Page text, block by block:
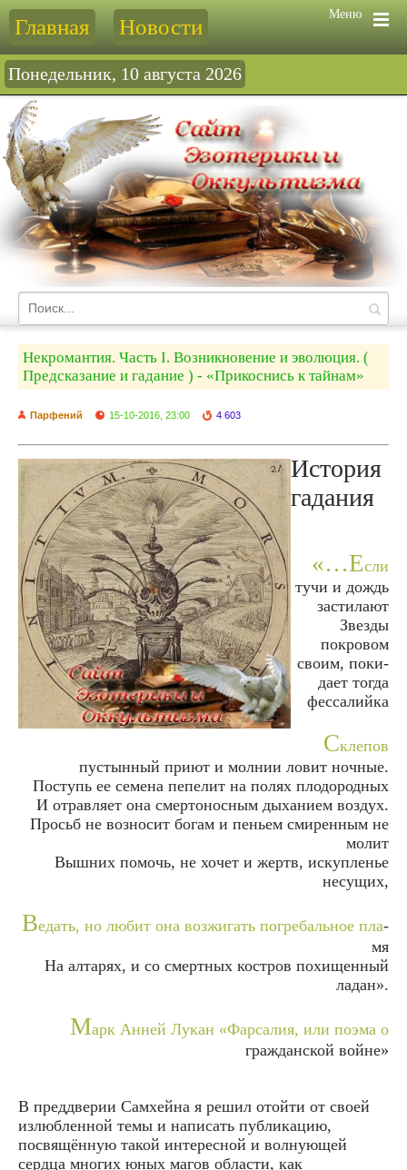
Меню
Главная Новости
Понедельник, 10 августа 2026
Некромантия. Часть I. Возникновение и эволюция. (
Предсказание и гадание ) - «Прикоснись к тайнам»
Парфений 15-10-2016, 23:00 4 603
История
гадания
«…Если
тучи и дождь
зас­ти­ла­ют
Звез­ды
покро­вом
сво­им, поки­
да­ет тогда
фес­са­лий­ка
Скле­пов
пус­тын­ный при­ют и мол­нии ловит ноч­ные.
Поступь ее семе­на пепе­лит на полях пло­до­род­ных
И отрав­ля­ет она смер­то­нос­ным дыха­ни­ем воз­дух.
Просьб не воз­но­сит богам и пеньем сми­рен­ным не
молит
Выш­них помочь, не хочет и жертв, искуп­ле­нье
несу­щих,
Ведать, но любит она воз­жи­гать погре­баль­ное пла­
мя
На алта­рях, и со смерт­ных кост­ров похи­щен­ный
ладан».
Марк Анней Лукан «Фарсалия, или поэма о
гражданской войне»
В преддверии Самхейна я решил отойти от своей
излюбленной темы и написать публикацию,
посвящённую такой интересной и волнующей
сердца многих юных магов области, как